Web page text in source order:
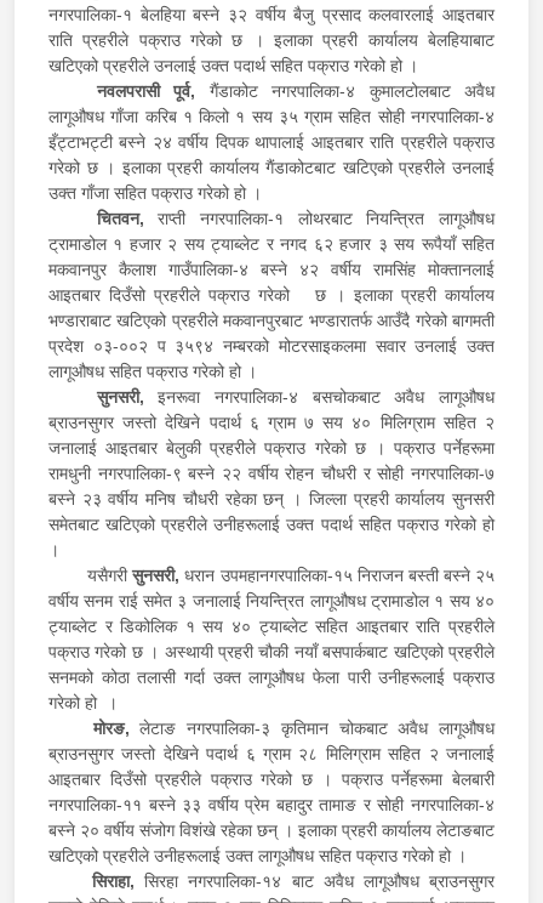
नगरपालिका-१ बेलहिया बस्ने ३२ वर्षीय बैजु प्रसाद कलवारलाई आइतबार
राति प्रहरीले पक्राउ गरेको छ । इलाका प्रहरी कार्यालय बेलहियाबाट
खटिएको प्रहरीले उनलाई उक्त पदार्थ सहित पक्राउ गरेको हो ।
नवलपरासी पूर्व, गैंडाकोट नगरपालिका-४ कुमालटोलबाट अवैध
लागूऔषध गाँजा करिब १ किलो १ सय ३५ ग्राम सहित सोही नगरपालिका-४
इँट्टाभट्टी बस्ने २४ वर्षीय दिपक थापालाई आइतबार राति प्रहरीले पक्राउ
गरेको छ । इलाका प्रहरी कार्यालय गैंडाकोटबाट खटिएको प्रहरीले उनलाई
उक्त गाँजा सहित पक्राउ गरेको हो ।
चितवन, राप्ती नगरपालिका-१ लोथरबाट नियन्त्रित लागूऔषध
ट्रामाडोल १ हजार २ सय ट्याब्लेट र नगद ६२ हजार ३ सय रूपैयाँ सहित
मकवानपुर कैलाश गाउँपालिका-४ बस्ने ४२ वर्षीय रामसिंह मोक्तानलाई
आइतबार दिउँसो प्रहरीले पक्राउ गरेको छ । इलाका प्रहरी कार्यालय
भण्डाराबाट खटिएको प्रहरीले मकवानपुरबाट भण्डारातर्फ आउँदै गरेको बागमती
प्रदेश ०३-००२ प ३५९४ नम्बरको मोटरसाइकलमा सवार उनलाई उक्त
लागूऔषध सहित पक्राउ गरेको हो ।
सुनसरी, इनरूवा नगरपालिका-४ बसचोकबाट अवैध लागूऔषध
ब्राउनसुगर जस्तो देखिने पदार्थ ६ ग्राम ७ सय ४० मिलिग्राम सहित २
जनालाई आइतबार बेलुकी प्रहरीले पक्राउ गरेको छ । पक्राउ पर्नेहरूमा
रामधुनी नगरपालिका-९ बस्ने २२ वर्षीय रोहन चौधरी र सोही नगरपालिका-७
बस्ने २३ वर्षीय मनिष चौधरी रहेका छन् । जिल्ला प्रहरी कार्यालय सुनसरी
समेतबाट खटिएको प्रहरीले उनीहरूलाई उक्त पदार्थ सहित पक्राउ गरेको हो
।
यसैगरीसुनसरी, धरान उपमहानगरपालिका-१५ निराजन बस्ती बस्ने २५
वर्षीय सनम राई समेत ३ जनालाई नियन्त्रित लागूऔषध ट्रामाडोल १ सय ४०
ट्याब्लेट र डिकोलिक १ सय ४० ट्याब्लेट सहित आइतबार राति प्रहरीले
पक्राउ गरेको छ । अस्थायी प्रहरी चौकी नयाँ बसपार्कबाट खटिएको प्रहरीले
सनमको कोठा तलासी गर्दा उक्त लागूऔषध फेला पारी उनीहरूलाई पक्राउ
गरेको हो ।
मोरङ, लेटाङ नगरपालिका-३ कृतिमान चोकबाट अवैध लागूऔषध
ब्राउनसुगर जस्तो देखिने पदार्थ ६ ग्राम २८ मिलिग्राम सहित २ जनालाई
आइतबार दिउँसो प्रहरीले पक्राउ गरेको छ । पक्राउ पर्नेहरूमा बेलबारी
नगरपालिका-११ बस्ने ३३ वर्षीय प्रेम बहादुर तामाङ र सोही नगरपालिका-४
बस्ने २० वर्षीय संजोग विशंखे रहेका छन् । इलाका प्रहरी कार्यालय लेटाङबाट
खटिएको प्रहरीले उनीहरूलाई उक्त लागूऔषध सहित पक्राउ गरेको हो ।
सिराहा,सिरहा नगरपालिका-१४ बाट अवैध लागूऔषध ब्राउनसुगर